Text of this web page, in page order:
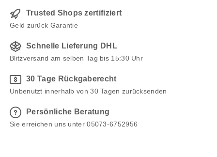
Trusted Shops zertifiziert
Geld zurück Garantie
Schnelle Lieferung DHL
Blitzversand am selben Tag bis 15:30 Uhr
30 Tage Rückgaberecht
Unbenutzt innerhalb von 30 Tagen zurücksenden
Persönliche Beratung
Sie erreichen uns unter 05073-6752956